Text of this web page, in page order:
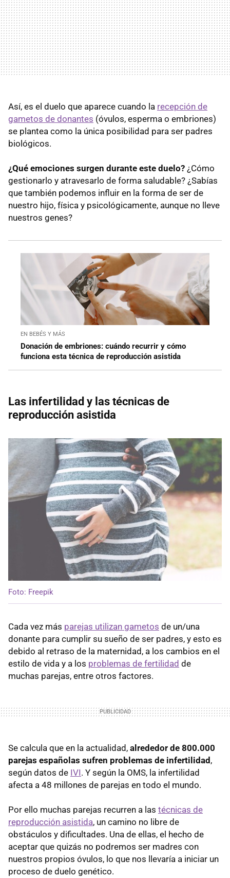
Así, es el duelo que aparece cuando la recepción de
gametos de donantes (óvulos, esperma o embriones)
se plantea como la única posibilidad para ser padres
biológicos.
¿Qué emociones surgen durante este duelo? ¿Cómo
gestionarlo y atravesarlo de forma saludable? ¿Sabías
que también podemos influir en la forma de ser de
nuestro hijo, física y psicológicamente, aunque no lleve
nuestros genes?
EN BEBÉS Y MÁS
Donación de embriones: cuándo recurrir y cómo
funciona esta técnica de reproducción asistida
Las infertilidad y las técnicas de
reproducción asistida
Foto: Freepik
Cada vez más parejas utilizan gametos de un/una
donante para cumplir su sueño de ser padres, y esto es
debido al retraso de la maternidad, a los cambios en el
estilo de vida y a los problemas de fertilidad de
muchas parejas, entre otros factores.
Se calcula que en la actualidad, alrededor de 800.000
parejas españolas sufren problemas de infertilidad,
según datos de IVI. Y según la OMS, la infertilidad
afecta a 48 millones de parejas en todo el mundo.
Por ello muchas parejas recurren a las técnicas de
reproducción asistida, un camino no libre de
obstáculos y dificultades. Una de ellas, el hecho de
aceptar que quizás no podremos ser madres con
nuestros propios óvulos, lo que nos llevaría a iniciar un
proceso de duelo genético.